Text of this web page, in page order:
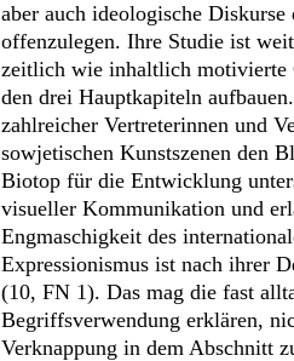
aber auch ideologische
offenzulegen. Ihre Studie ist
zeitlich wie inhaltlich motivierte
den drei Hauptkapiteln
zahlreicher Vertreterinnen und
sowjetischen Kunstszenen den
Biotop für die Entwicklung
visueller Kommunikation und
Engmaschigkeit des
Expressionismus ist nach ihrer
(10, FN 1). Das mag die fast
Begriffsverwendung erklären,
Verknappung in dem Abschnitt